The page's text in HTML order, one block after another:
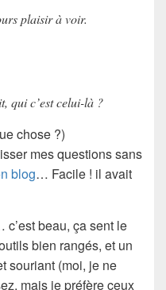
plaisir à voir.
qui c’est celui-là ?
chose ?)
mes questions sans
blog… Facile ! il avait
beau, ça sent le
bien rangés, et un
souriant (moi, je ne
mais je préfère ceux